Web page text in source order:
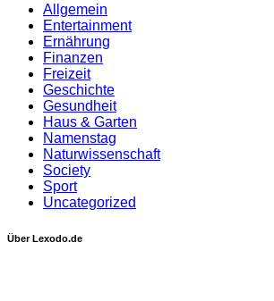
Allgemein
Entertainment
Ernährung
Finanzen
Freizeit
Geschichte
Gesundheit
Haus & Garten
Namenstag
Naturwissenschaft
Society
Sport
Uncategorized
Über Lexodo.de